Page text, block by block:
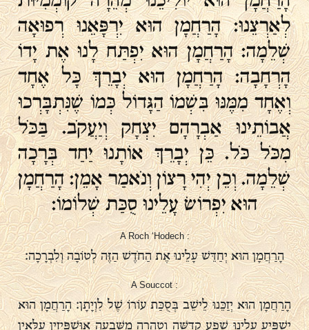
לְאַרְצֵנוּ: הָרַחֲמָן הוּא יִרְפָּאֵנוּ רְפוּאָה
שְׁלֵמָה: הָרַחֲמָן הוּא יִפְתַּח לָנוּ אֶת יָדוֹ
הָרְחָבָה: הָרַחֲמָן הוּא יְבָרֵךְ כָּל אֶחָד
וְאֶחָד מִמֶּנּוּ בִּשְׁמוֹ הַגָּדוֹל כְּמוֹ שֶׁנִּתְבָּרְכוּ
אֲבוֹתֵינוּ אַבְרָהָם יִצְחָק וְיַעֲקֹב. בַּכֹּל
מִכֹּל כֹּל. כֵּן יְבָרֵךְ אוֹתָנוּ יַחַד בְּרָכָה
שְׁלֵמָה. וְכֵן יְהִי רָצוֹן וְנֹאמַר אָמֵן: הָרַחֲמָן
הוּא יִפְרוֹשׂ עָלֵינוּ סֻכַּת שְׁלוֹמוֹ:
A Roch ‘Hodech :
הָרַחֲמָן הוּא יְחַדֵּשׁ עָלֵינוּ אֶת הַחֹדֶשׁ הַזֶּה לְטוֹבָה וְלִבְרָכָה:
A Souccot :
הָרַחֲמָן הוּא יְזַכֵּנוּ לֵישֵׁב בְּסֻכַּת עוֹרוֹ שֶׁל לִוְיָתָן: הָרַחֲמָן הוּא
יַשְׁפִּיעַ עָלֵינוּ שֶׁפַע קְדֻשָּׁה וְטָהֳרָה מִשִּׁבְעָה אוּשְׁפִּיזִין עִלָּאִין